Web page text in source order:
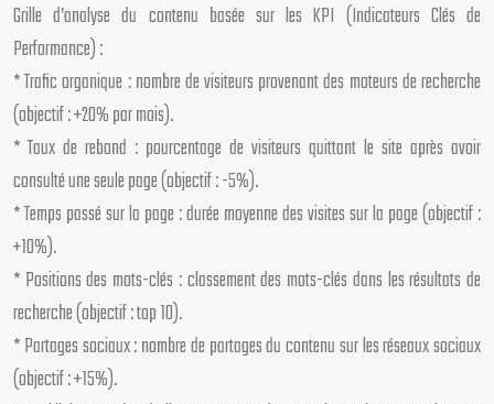
Grille d’analyse du contenu basée sur les KPI (Indicateurs Clés de
Performance) :
* Trafic organique : nombre de visiteurs provenant des moteurs de recherche
(objectif : +20% par mois).
* Taux de rebond : pourcentage de visiteurs quittant le site après avoir
consulté une seule page (objectif : -5%).
* Temps passé sur la page : durée moyenne des visites sur la page (objectif :
+10%).
* Positions des mots-clés : classement des mots-clés dans les résultats de
recherche (objectif : top 10).
* Partages sociaux : nombre de partages du contenu sur les réseaux sociaux
(objectif : +15%).